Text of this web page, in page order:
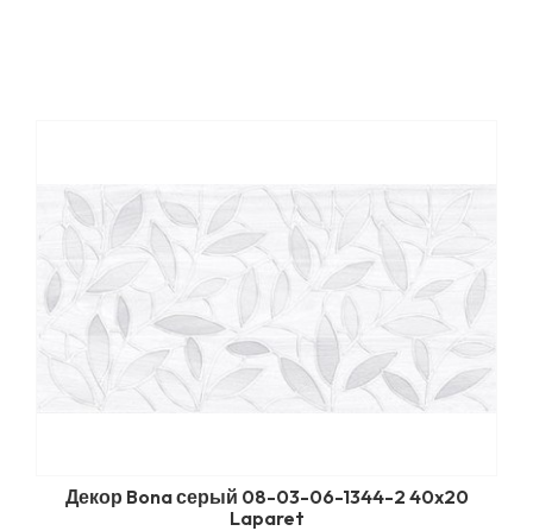
Декор Bona серый 08-03-06-1344-2 40x20
Laparet